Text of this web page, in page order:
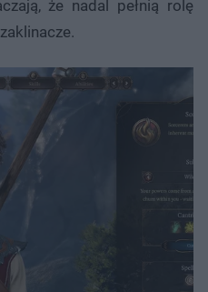
że nadal pełnią rolę